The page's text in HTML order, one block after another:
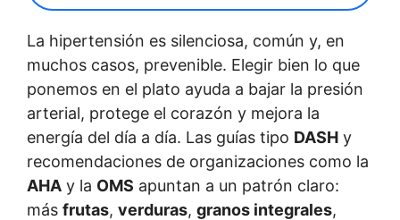
La hipertensión es silenciosa, común y, en
muchos casos, prevenible. Elegir bien lo que
ponemos en el plato ayuda a bajar la presión
arterial, protege el corazón y mejora la
energía del día a día. Las guías tipo DASH y
recomendaciones de organizaciones como la
AHA y la OMS apuntan a un patrón claro:
más frutas, verduras, granos integrales,